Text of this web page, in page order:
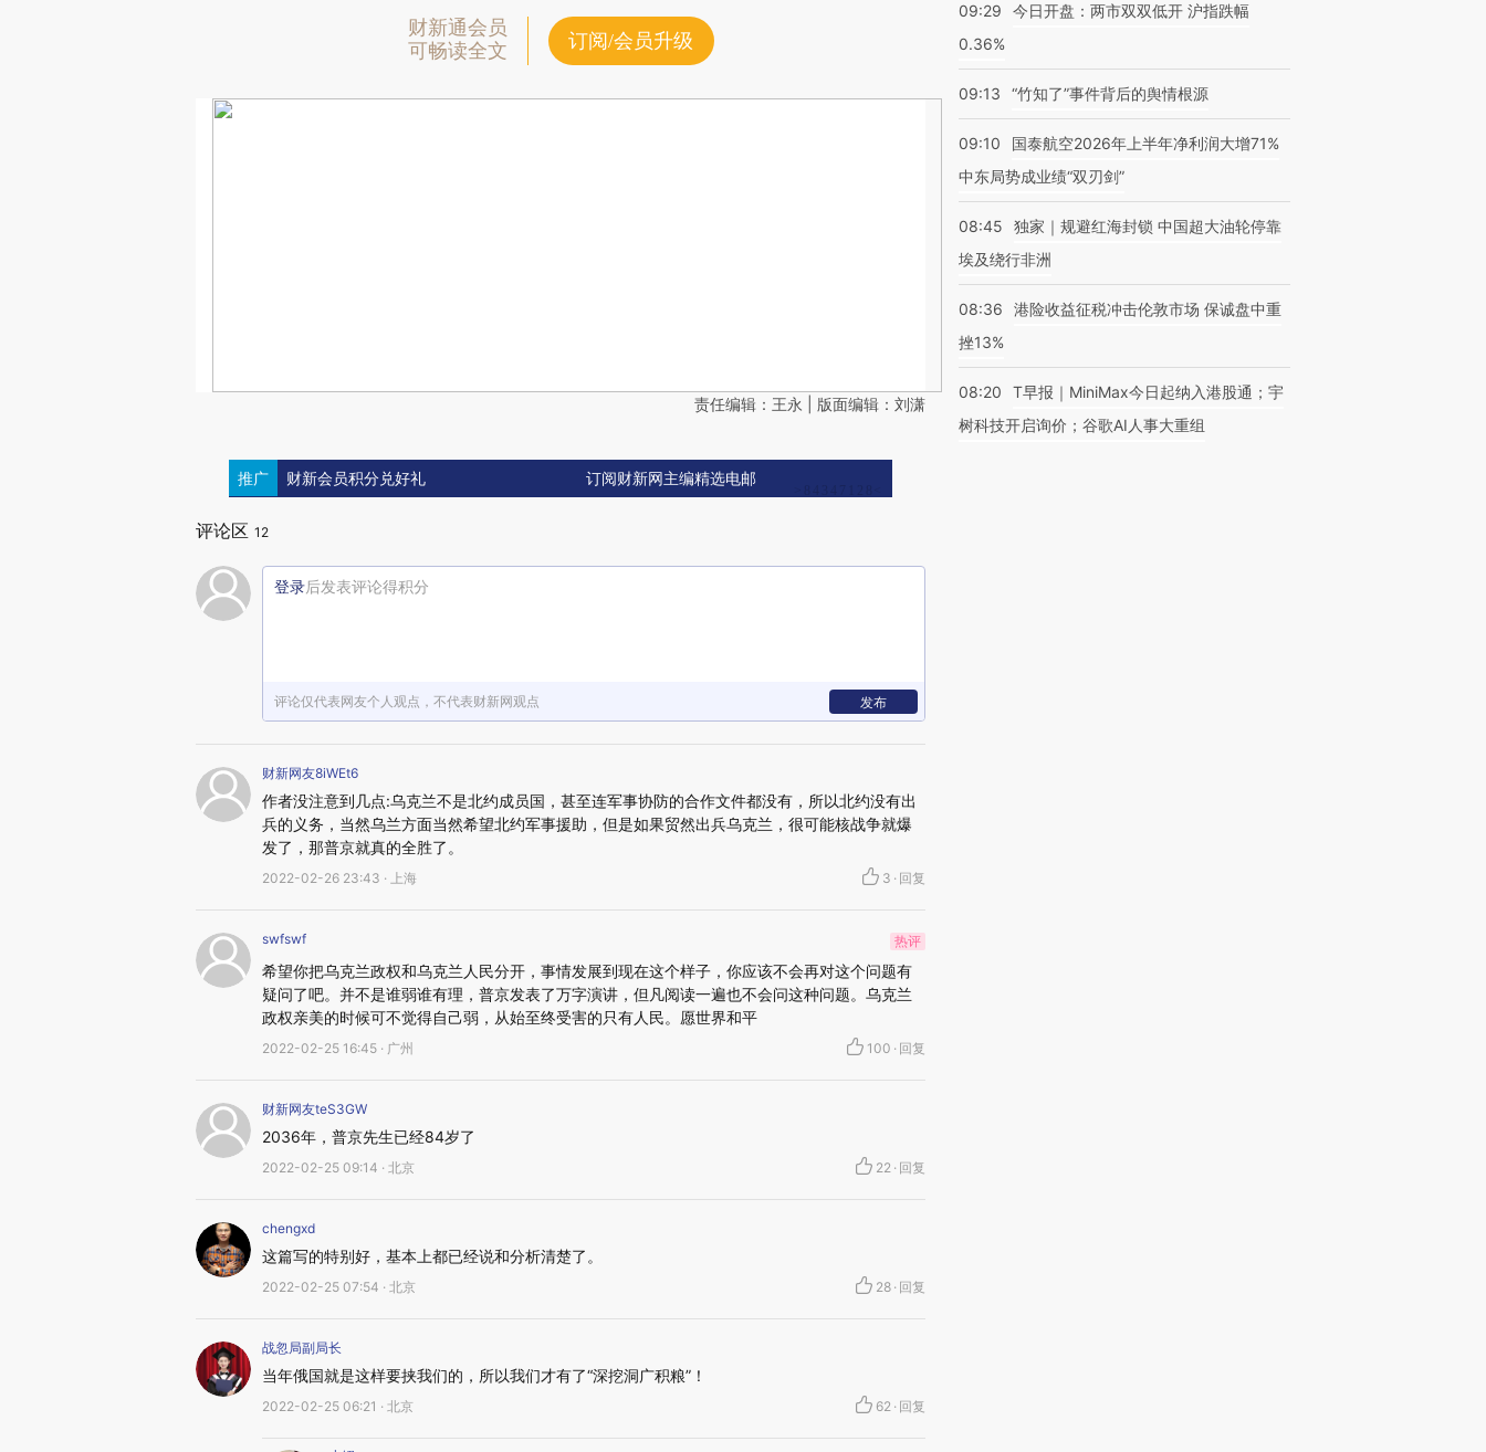
财新通会员
可畅读全文
订阅/会员升级
责任编辑：王永 | 版面编辑：刘潇
推广 财新会员积分兑好礼 订阅财新网主编精选电邮
评论区 12
登录后发表评论得积分
评论仅代表网友个人观点，不代表财新网观点 发布
财新网友8iWEt6
作者没注意到几点:乌克兰不是北约成员国，甚至连军事协防的合作文件都没有，所以北约没有出
兵的义务，当然乌兰方面当然希望北约军事援助，但是如果贸然出兵乌克兰，很可能核战争就爆
发了，那普京就真的全胜了。
2022-02-26 23:43 · 上海 3 · 回复
swfswf 热评
希望你把乌克兰政权和乌克兰人民分开，事情发展到现在这个样子，你应该不会再对这个问题有
疑问了吧。并不是谁弱谁有理，普京发表了万字演讲，但凡阅读一遍也不会问这种问题。乌克兰
政权亲美的时候可不觉得自己弱，从始至终受害的只有人民。愿世界和平
2022-02-25 16:45 · 广州 100 · 回复
财新网友teS3GW
2036年，普京先生已经84岁了
2022-02-25 09:14 · 北京 22 · 回复
chengxd
这篇写的特别好，基本上都已经说和分析清楚了。
2022-02-25 07:54 · 北京 28 · 回复
战忽局副局长
当年俄国就是这样要挟我们的，所以我们才有了“深挖洞广积粮”！
2022-02-25 06:21 · 北京 62 · 回复
09:29
今日开盘：两市双双低开 沪指跌幅
0.36%
09:13 “竹知了”事件背后的舆情根源
09:10
国泰航空2026年上半年净利润大增71%
中东局势成业绩“双刃剑”
08:45
独家｜规避红海封锁 中国超大油轮停靠
埃及绕行非洲
08:36
港险收益征税冲击伦敦市场 保诚盘中重
挫13%
08:20
T早报｜MiniMax今日起纳入港股通；宇
树科技开启询价；谷歌AI人事大重组